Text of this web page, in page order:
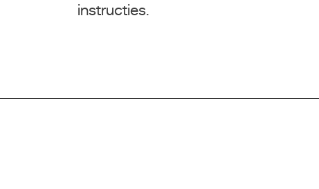
instructies.